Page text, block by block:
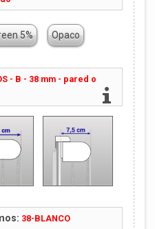
5% Opaco
- B - 38 mm - pared o
38-BLANCO